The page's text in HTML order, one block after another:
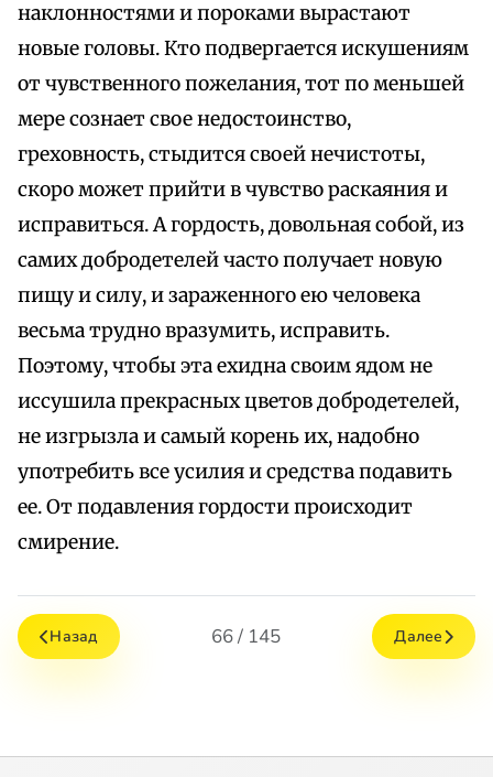
наклонностями и пороками вырастают
новые головы. Кто подвергается искушениям
от чувственного пожелания, тот по меньшей
мере сознает свое недостоинство,
греховность, стыдится своей нечистоты,
скоро может прийти в чувство раскаяния и
исправиться. А гордость, довольная собой, из
самих добродетелей часто получает новую
пищу и силу, и зараженного ею человека
весьма трудно вразумить, исправить.
Поэтому, чтобы эта ехидна своим ядом не
иссушила прекрасных цветов добродетелей,
не изгрызла и самый корень их, надобно
употребить все усилия и средства подавить
ее. От подавления гордости происходит
смирение.
Назад 66 / 145 Далее